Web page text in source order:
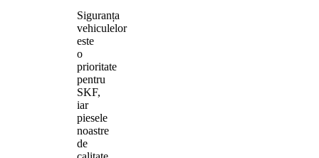
Siguranța
vehiculelor
este
o
prioritate
pentru
SKF,
iar
piesele
noastre
de